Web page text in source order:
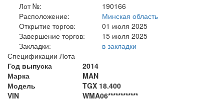
Лот №:
190166
Расположение:
Минская область
Открытие торгов:
01 июля 2025
Завершение торгов:
15 июля 2025
Закладки:
в закладки
Спецификации Лота
Год выпуска
2014
Марка
MAN
Модель
TGX 18.400
VIN
WMA06************